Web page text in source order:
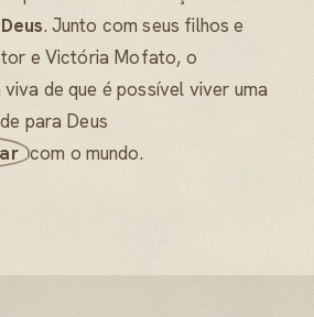
. Junto com seus filhos e
e Victória Mofato, o
de que é possível viver uma
para Deus
com o mundo.